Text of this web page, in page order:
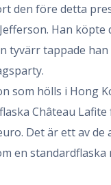
den före detta
Han köpte
tyvärr tappade
som hölls i Hong
Château
Det är ett av de
en standardflaska